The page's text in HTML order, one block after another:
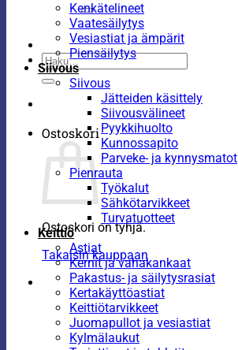
Etsi:
Ostoskori
Ostoskori on tyhjä.
Takaisin kauppaan
Kenkätelineet
Vaatesäilytys
Vesiastiat ja ämpärit
Piensäilytys
Siivous
Siivous
Jätteiden käsittely
Siivousvälineet
Pyykkihuolto
Kunnossapito
Parveke- ja kynnysmatot
Pienrauta
Työkalut
Sähkötarvikkeet
Turvatuotteet
Keittiö
Astiat
Kernit ja vahakankaat
Pakastus- ja säilytysrasiat
Kertakäyttöastiat
Keittiötarvikkeet
Juomapullot ja vesiastiat
Kylmälaukut